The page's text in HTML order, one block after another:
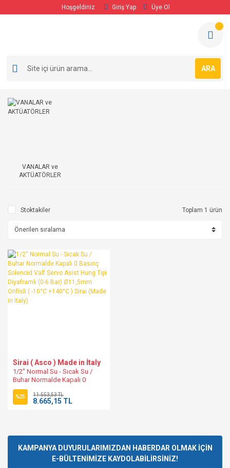
Hoşgeldiniz Giriş Yap Üye Ol
ARA
VANALAR ve
AKTÜATÖRLER
Stoktakiler Toplam 1 ürün
Sirai ( Asco ) Made in İtaly
1/2'' Normal Su - Sıcak Su /
Buhar Normalde Kapalı 0
Basınç Solenoid Valf Servo
Asist Hung Tipi Diyaframlı (0-6
Bar) Ø11,5mm Orifisli ( -10°C
%25 11.553,53 TL
8.665,15 TL
KAMPANYA DUYURULARIMIZDAN HABERDAR OLMAK İÇİN
E-BÜLTENİMİZE KAYDOLABİLİRSİNİZ!